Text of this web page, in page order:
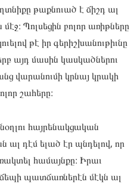
թաքնուած է ճիշդ ալ
Պոլսեցին բոլոր առիթները
թէ իր գերիշխանութիւնը
այդ մասին կասկածներու
վարանումի կրնայ կրակի
շահերը։
հայրենակցական
ալ դէմ ելած էր պնդելով, որ
համայնքը։ Իրաւ
պատճառներէն մէկն ալ